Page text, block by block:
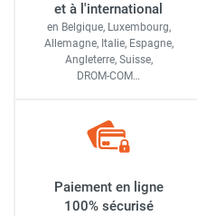
et à l'international
en Belgique, Luxembourg,
Allemagne, Italie, Espagne,
Angleterre, Suisse,
DROM-COM…
Paiement en ligne
100% sécurisé